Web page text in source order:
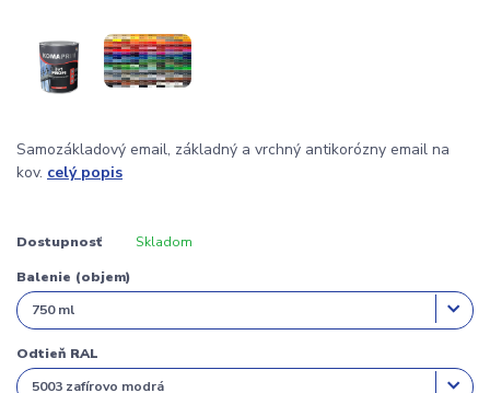
Samozákladový email, základný a vrchný antikorózny email na
kov. celý popis
Dostupnosť Skladom
Balenie (objem)
Odtieň RAL